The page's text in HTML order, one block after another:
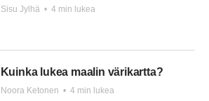
Sisu Jylhä • 4 min lukea
Kuinka lukea maalin värikartta?
Noora Ketonen • 4 min lukea